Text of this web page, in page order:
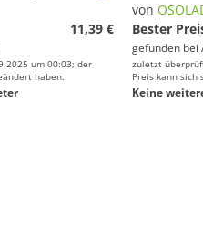
11,39 €
um 00:03; der
haben.
von
Bester
gefunden bei
zuletzt
Preis kann sich
Keine